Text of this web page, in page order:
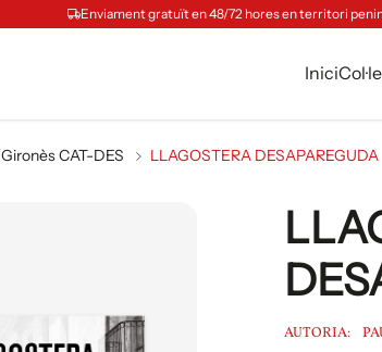
Enviament gratuït en 48/72 hores en territori
Inici
Gironès CAT-DES LLAGOSTERA DESAPAREGUDA
AUTORIA: